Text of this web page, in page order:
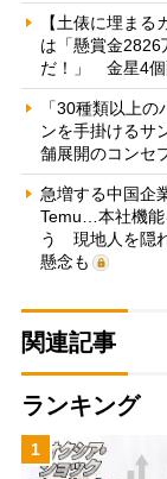
【土俵に埋ま
は「懸賞金2826
だ！」 金星4個
「30種類以上
ンを手掛けるサ
舗展開のコンセ
急増する中国企
Temu…本社機能
う 現地人を隠
懸念も
関連記事
ランキング
1